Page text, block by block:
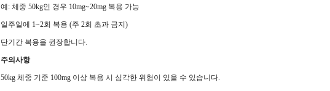
예: 체중 50kg인 경우 10mg~20mg 복용 가능
일주일에 1~2회 복용 (주 2회 초과 금지)
단기간 복용을 권장합니다.
주의사항
50kg 체중 기준 100mg 이상 복용 시 심각한 위험이 있을 수 있습니다.